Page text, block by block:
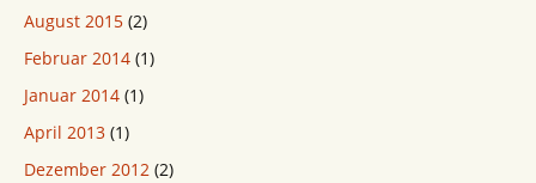
August 2015 (2)
Februar 2014 (1)
Januar 2014 (1)
April 2013 (1)
Dezember 2012 (2)